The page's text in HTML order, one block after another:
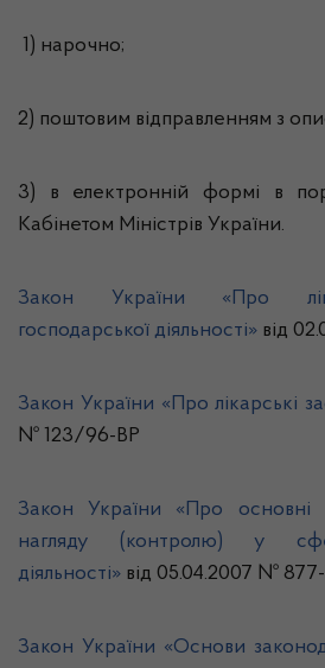
1) нарочно;
2) поштовим відправленням з
3) в електронній формі в
Кабінетом Міністрів України.
Закон України «Про
господарської діяльності» від
Закон України «Про лікарські
№ 123/96-ВР
Закон України «Про основні
нагляду (контролю) у
діяльності» від 05.04.2007 №
Закон України «Основи